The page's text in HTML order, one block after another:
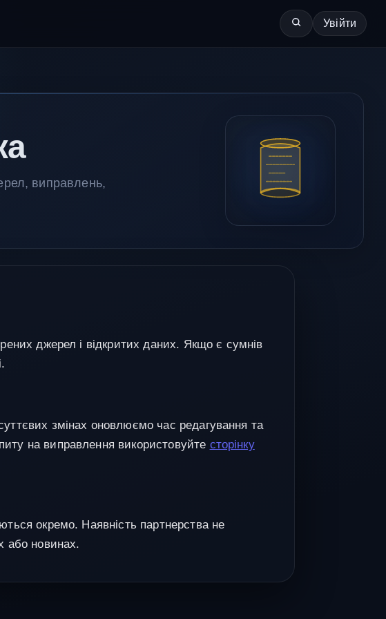
Увійти
виправлень,
джерел і відкритих даних. Якщо є сумнів
змінах оновлюємо час редагування та
на виправлення використовуйте сторінку
окремо. Наявність партнерства не
або новинах.